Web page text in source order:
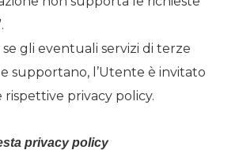
gli eventuali servizi di terze
supportano, l’Utente è invitato
privacy policy.
privacy policy